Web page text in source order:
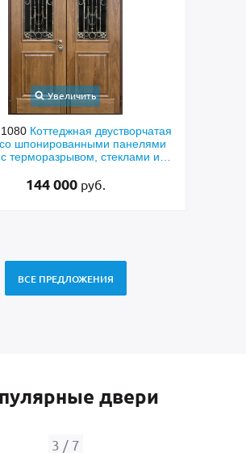
двустворчатая
панелями
и
Арт-ММ578
терморазрывом,
коричневыми
ВСЕ ПРЕДЛОЖЕНИЯ
двери
4 / 7